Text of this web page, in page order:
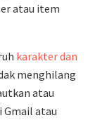
atau item
karakter dan
menghilang
atau
Gmail atau